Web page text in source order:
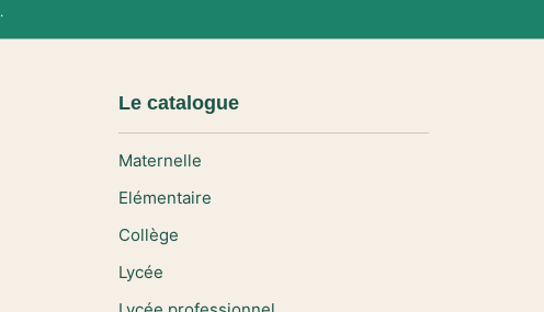
.
Le catalogue
Maternelle
Elémentaire
Collège
Lycée